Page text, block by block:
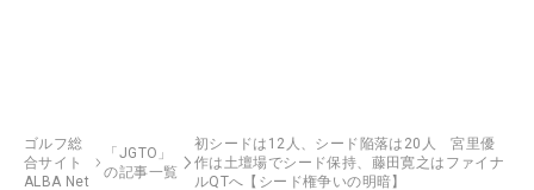
ゴルフ総
合サイト
ALBA Net
「JGTO」
の記事一覧
初シードは12人、シード陥落は20人 宮里優
作は土壇場でシード保持、藤田寛之はファイナ
ルQTへ【シード権争いの明暗】